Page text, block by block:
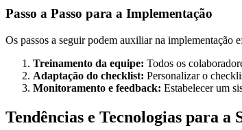
Passo a Passo para a Implementação
Os passos a seguir podem auxiliar na implementação
Treinamento da equipe: Todos os
Adaptação do checklist: Personalizar o
Monitoramento e feedback: Estabelecer um
Tendências e Tecnologias para a